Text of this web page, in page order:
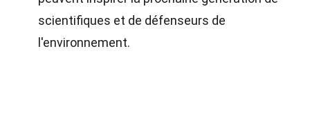
scientifiques et de défenseurs de
l'environnement.